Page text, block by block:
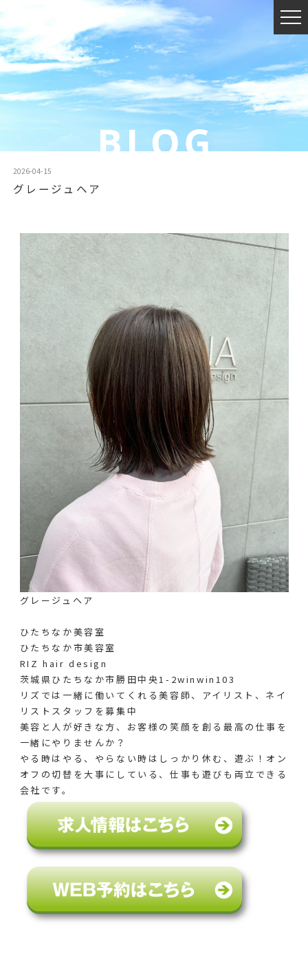
2026-04-15
グレージュヘア
グレージュヘア
ひたちなか美容室
ひたちなか市美容室
RIZ hair design
茨城県ひたちなか市勝田中央1-2winwin103
リズでは一緒に働いてくれる美容師、アイリスト、ネイ
リストスタッフを募集中
美容と人が好きな方、お客様の笑顔を創る最高の仕事を
一緒にやりませんか？
やる時はやる、やらない時はしっかり休む、遊ぶ！オン
オフの切替を大事にしている、仕事も遊びも両立できる
会社です。